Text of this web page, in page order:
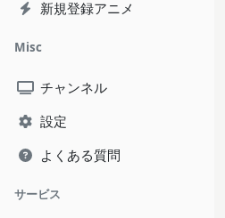
新規登録アニメ
Misc
チャンネル
設定
よくある質問
サービス